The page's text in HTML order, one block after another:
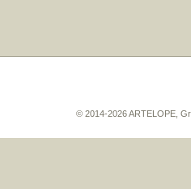
© 2014-2026 ARTELOPE,